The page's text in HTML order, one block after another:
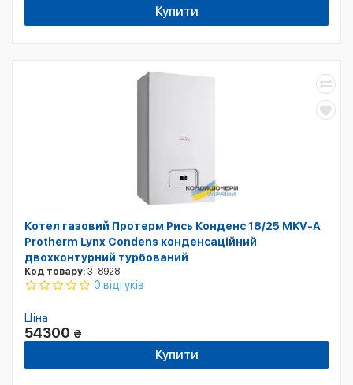
Купити
Котел газовий Протерм Рись Конденс 18/25 MKV-A
Protherm Lynx Condens конденсаційний
двохконтурний турбований
Код товару: 3-8928
0 відгуків
Ціна
54300 ₴
Купити